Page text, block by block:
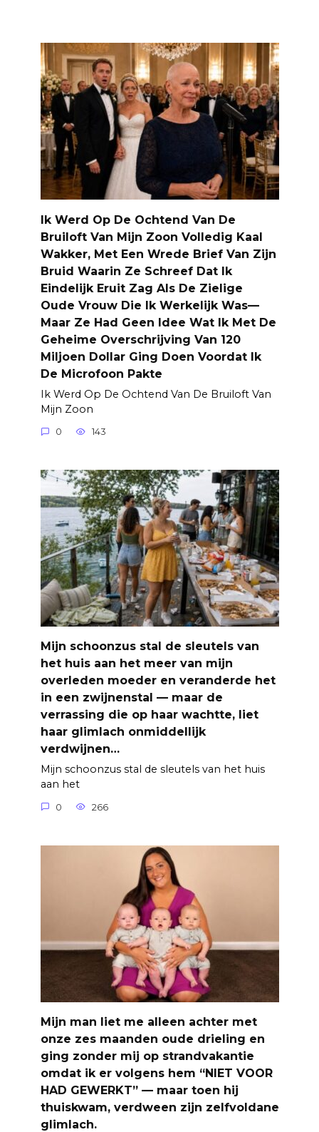
Ik Werd Op De Ochtend Van De
Bruiloft Van Mijn Zoon Volledig Kaal
Wakker, Met Een Wrede Brief Van Zijn
Bruid Waarin Ze Schreef Dat Ik
Eindelijk Eruit Zag Als De Zielige
Oude Vrouw Die Ik Werkelijk Was—
Maar Ze Had Geen Idee Wat Ik Met De
Geheime Overschrijving Van 120
Miljoen Dollar Ging Doen Voordat Ik
De Microfoon Pakte
Ik Werd Op De Ochtend Van De Bruiloft Van
Mijn Zoon
0 143
Mijn schoonzus stal de sleutels van
het huis aan het meer van mijn
overleden moeder en veranderde het
in een zwijnenstal — maar de
verrassing die op haar wachtte, liet
haar glimlach onmiddellijk
verdwijnen…
Mijn schoonzus stal de sleutels van het huis
aan het
0 266
Mijn man liet me alleen achter met
onze zes maanden oude drieling en
ging zonder mij op strandvakantie
omdat ik er volgens hem “NIET VOOR
HAD GEWERKT” — maar toen hij
thuiskwam, verdween zijn zelfvoldane
glimlach.